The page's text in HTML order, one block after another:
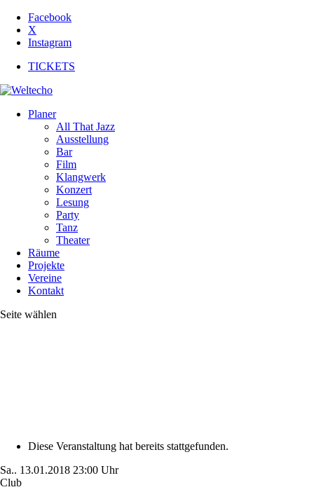
Facebook
X
Instagram
TICKETS
Planer
All That Jazz
Ausstellung
Bar
Film
Klangwerk
Konzert
Lesung
Party
Tanz
Theater
Räume
Projekte
Vereine
Kontakt
Seite wählen
Diese Veranstaltung hat bereits stattgefunden.
Sa.. 13.01.2018 23:00 Uhr
Club